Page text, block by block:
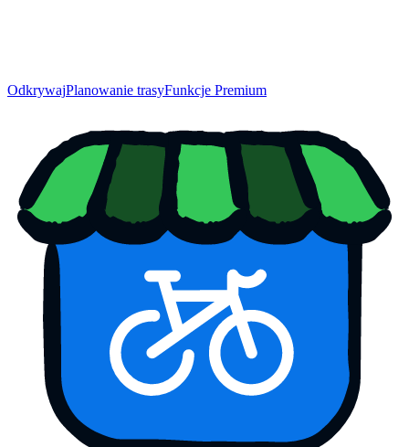
OdkrywajPlanowanie trasyFunkcje Premium